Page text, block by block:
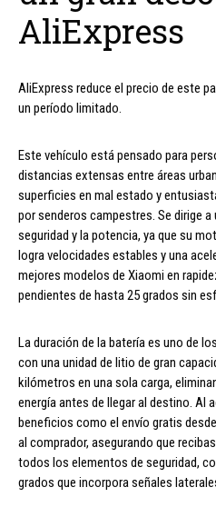
AliExpress
AliExpress reduce el precio de este
un período limitado.
Este vehículo está pensado para
distancias extensas entre áreas
superficies en mal estado y
por senderos campestres. Se dirige
seguridad y la potencia, ya que su
logra velocidades estables y una
mejores modelos de Xiaomi en
pendientes de hasta 25 grados sin
La duración de la batería es uno de
con una unidad de litio de gran
kilómetros en una sola carga,
energía antes de llegar al destino. Al
beneficios como el envío gratis
al comprador, asegurando que
todos los elementos de seguridad,
grados que incorpora señales